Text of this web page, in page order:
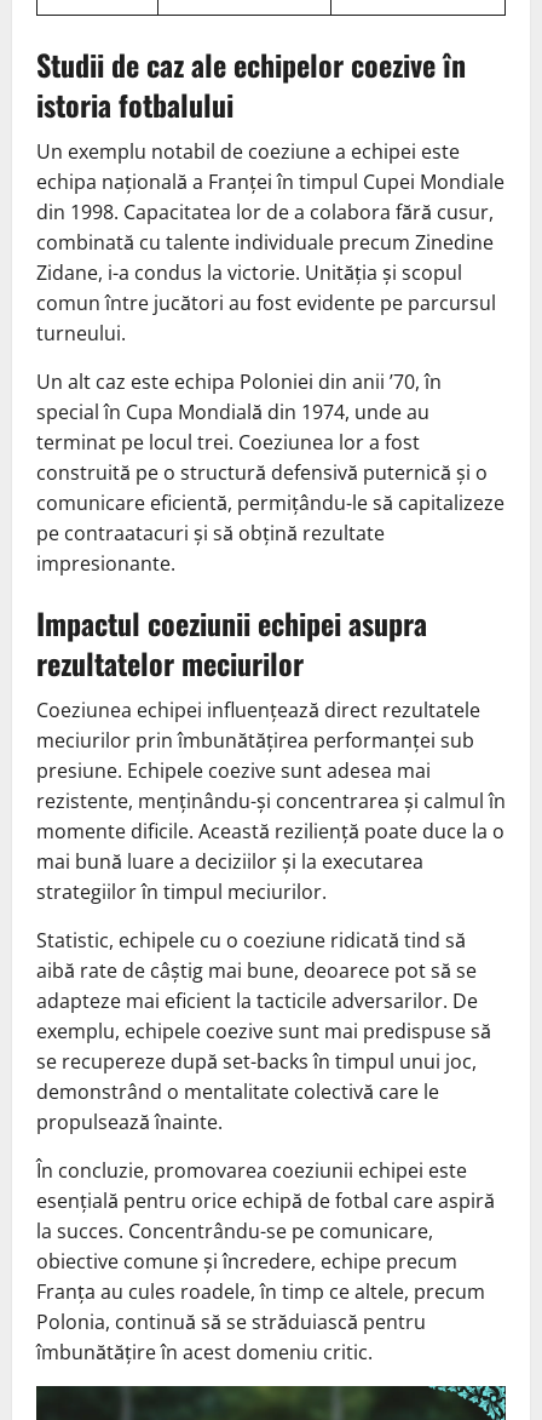
Studii de caz ale echipelor coezive în
istoria fotbalului
Un exemplu notabil de coeziune a echipei este
echipa națională a Franței în timpul Cupei Mondiale
din 1998. Capacitatea lor de a colabora fără cusur,
combinată cu talente individuale precum Zinedine
Zidane, i-a condus la victorie. Unităția și scopul
comun între jucători au fost evidente pe parcursul
turneului.
Un alt caz este echipa Poloniei din anii ’70, în
special în Cupa Mondială din 1974, unde au
terminat pe locul trei. Coeziunea lor a fost
construită pe o structură defensivă puternică și o
comunicare eficientă, permițându-le să capitalizeze
pe contraatacuri și să obțină rezultate
impresionante.
Impactul coeziunii echipei asupra
rezultatelor meciurilor
Coeziunea echipei influențează direct rezultatele
meciurilor prin îmbunătățirea performanței sub
presiune. Echipele coezive sunt adesea mai
rezistente, menținându-și concentrarea și calmul în
momente dificile. Această reziliență poate duce la o
mai bună luare a deciziilor și la executarea
strategiilor în timpul meciurilor.
Statistic, echipele cu o coeziune ridicată tind să
aibă rate de câștig mai bune, deoarece pot să se
adapteze mai eficient la tacticile adversarilor. De
exemplu, echipele coezive sunt mai predispuse să
se recupereze după set-backs în timpul unui joc,
demonstrând o mentalitate colectivă care le
propulsează înainte.
În concluzie, promovarea coeziunii echipei este
esențială pentru orice echipă de fotbal care aspiră
la succes. Concentrându-se pe comunicare,
obiective comune și încredere, echipe precum
Franța au cules roadele, în timp ce altele, precum
Polonia, continuă să se străduiască pentru
îmbunătățire în acest domeniu critic.